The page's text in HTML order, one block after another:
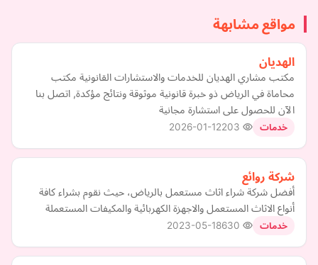
مواقع مشابهة
الهديان
مكتب مشاري الهديان للخدمات والاستشارات القانونية مكتب
محاماة في الرياض ذو خبرة قانونية موثوقة ونتائج مؤكدة, اتصل بنا
الآن للحصول على استشارة مجانية
خدمات 2026-01-12
شركة روائع
أفضل شركة شراء اثاث مستعمل بالرياض، حيث نقوم بشراء كافة
أنواع الاثاث المستعمل والاجهزة الكهربائية والمكيفات المستعملة
خدمات 2023-05-18